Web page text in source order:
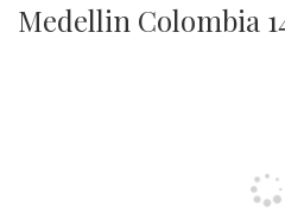
Medellin Colombia